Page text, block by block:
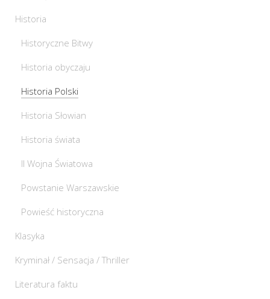
Historia
Historyczne Bitwy
Historia obyczaju
Historia Polski
Historia Słowian
Historia świata
II Wojna Światowa
Powstanie Warszawskie
Powieść historyczna
Klasyka
Kryminał / Sensacja / Thriller
Literatura faktu